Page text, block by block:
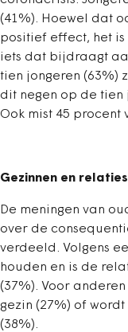
(41%). Hoewel dat
positief effect, het is
iets dat bijdraagt
tien jongeren (63%)
dit negen op de tien
Ook mist 45 procent
Gezinnen en
De meningen van
over de
verdeeld. Volgens
houden en is de
(37%). Voor
gezin (27%) of
(38%).